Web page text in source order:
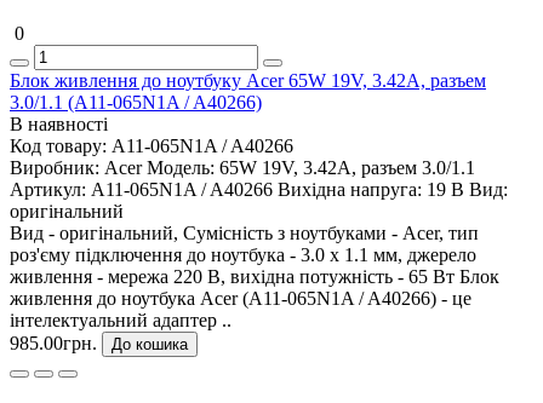
0
Блок живлення до ноутбуку Acer 65W 19V, 3.42A, разъем
3.0/1.1 (A11-065N1A / A40266)
В наявності
Код товару: A11-065N1A / A40266
Виробник: Acer Модель: 65W 19V, 3.42A, разъем 3.0/1.1
Артикул: A11-065N1A / A40266 Вихідна напруга: 19 В Вид:
оригінальний
Вид - оригінальний, Сумісність з ноутбуками - Acer, тип
роз'єму підключення до ноутбука - 3.0 x 1.1 мм, джерело
живлення - мережа 220 В, вихідна потужність - 65 Вт Блок
живлення до ноутбука Acer (A11-065N1A / A40266) - це
інтелектуальний адаптер ..
985.00грн.
До кошика